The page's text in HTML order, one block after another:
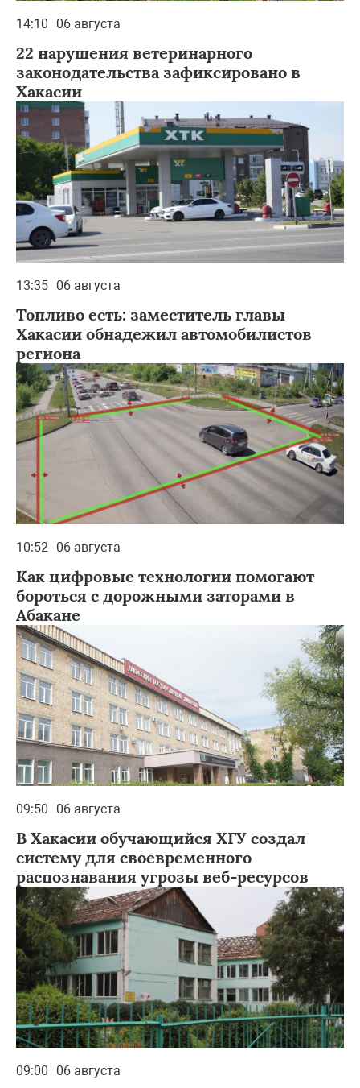
14:10 06 августа
22 нарушения ветеринарного
законодательства зафиксировано в
Хакасии
13:35 06 августа
Топливо есть: заместитель главы
Хакасии обнадежил автомобилистов
региона
10:52 06 августа
Как цифровые технологии помогают
бороться с дорожными заторами в
Абакане
09:50 06 августа
В Хакасии обучающийся ХГУ создал
систему для своевременного
распознавания угрозы веб-ресурсов
09:00 06 августа